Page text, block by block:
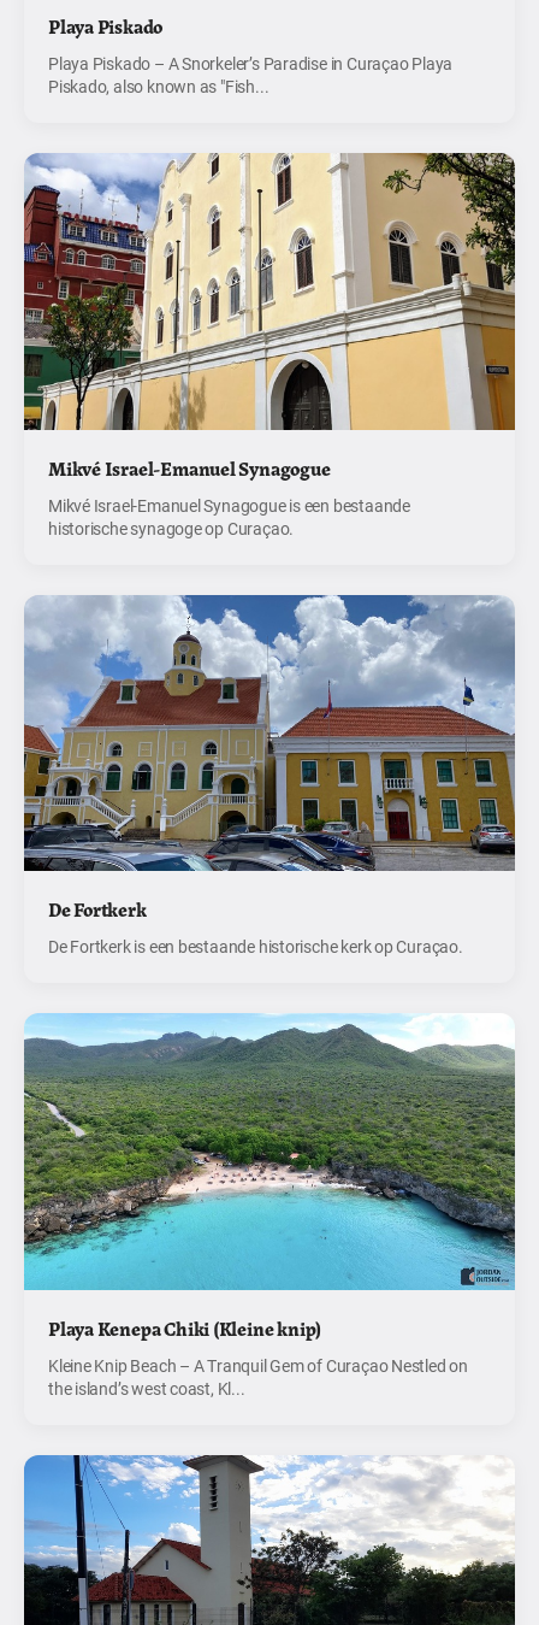
Playa Piskado
Playa Piskado – A Snorkeler’s Paradise in Curaçao Playa
Piskado, also known as "Fish...
Mikvé Israel-Emanuel Synagogue
Mikvé Israel-Emanuel Synagogue is een bestaande
historische synagoge op Curaçao.
De Fortkerk
De Fortkerk is een bestaande historische kerk op Curaçao.
Playa Kenepa Chiki (Kleine knip)
Kleine Knip Beach – A Tranquil Gem of Curaçao Nestled on
the island’s west coast, Kl...